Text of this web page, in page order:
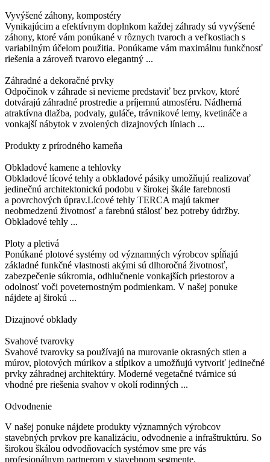
Vyvýšené záhony, kompostéry
Vynikajúcim a efektívnym doplnkom každej záhrady sú vyvýšené
záhony, ktoré vám ponúkané v rôznych tvaroch a veľkostiach s
variabilným účelom použitia. Ponúkame vám maximálnu funkčnosť
riešenia a zároveň tvarovo elegantný ...
Záhradné a dekoračné prvky
Odpočinok v záhrade si nevieme predstaviť bez prvkov, ktoré
dotvárajú záhradné prostredie a príjemnú atmosféru. Nádherná
atraktívna dlažba, podvaly, guláče, trávnikové lemy, kvetináče a
vonkajší nábytok v zvolených dizajnových líniach ...
Produkty z prírodného kameňa
Obkladové kamene a tehlovky
Obkladové lícové tehly a obkladové pásiky umožňujú realizovať
jedinečnú architektonickú podobu v širokej škále farebnosti
a povrchových úprav.Lícové tehly TERCA majú takmer
neobmedzenú životnosť a farebnú stálosť bez potreby údržby.
Obkladové tehly ...
Ploty a pletivá
Ponúkané plotové systémy od významných výrobcov spĺňajú
základné funkčné vlastnosti akými sú dlhoročná životnosť,
zabezpečenie súkromia, odhlučnenie vonkajších priestorov a
odolnosť voči poveternostným podmienkam. V našej ponuke
nájdete aj širokú ...
Dizajnové obklady
Svahové tvarovky
Svahové tvarovky sa používajú na murovanie okrasných stien a
múrov, plotových múrikov a stĺpikov a umožňujú vytvoriť jedinečné
prvky záhradnej architektúry. Moderné vegetačné tvárnice sú
vhodné pre riešenia svahov v okolí rodinných ...
Odvodnenie
V našej ponuke nájdete produkty významných výrobcov
stavebných prvkov pre kanalizáciu, odvodnenie a infraštruktúru. So
širokou škálou odvodňovacích systémov sme pre vás
profesionálnym partnerom v stavebnom segmente.